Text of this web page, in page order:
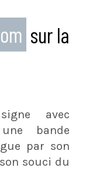
sur la
avec
bande
par son
souci du